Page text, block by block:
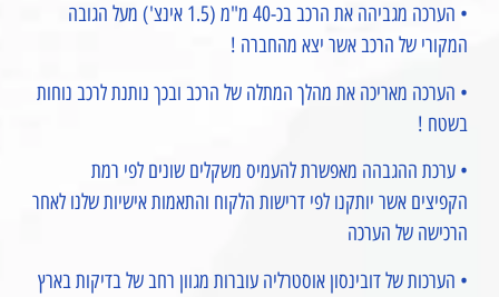
• הערכה מגביהה את הרכב בכ-40 מ"מ (1.5 אינצ') מעל הגובה
המקורי של הרכב אשר יצא מהחברה !
• הערכה מאריכה את מהלך המתלה של הרכב ובכך נותנת לרכב נוחות
בשטח !
• ערכת ההגבהה מאפשרת להעמיס משקלים שונים לפי רמת
הקפיצים אשר יותקנו לפי דרישות הלקוח והתאמות אישיות שלנו לאחר
הרכישה של הערכה
• הערכות של דובינסון אוסטרליה עוברות מגוון רחב של בדיקות בארץ